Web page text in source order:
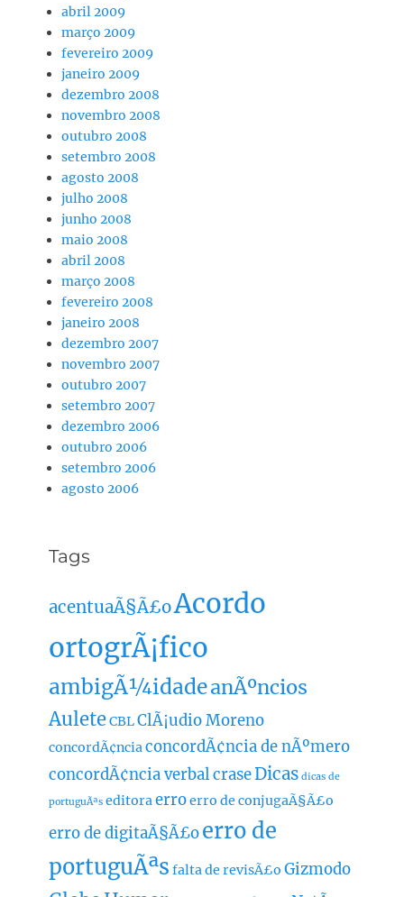
abril 2009
março 2009
fevereiro 2009
janeiro 2009
dezembro 2008
novembro 2008
outubro 2008
setembro 2008
agosto 2008
julho 2008
junho 2008
maio 2008
abril 2008
março 2008
fevereiro 2008
janeiro 2008
dezembro 2007
novembro 2007
outubro 2007
setembro 2007
dezembro 2006
outubro 2006
setembro 2006
agosto 2006
Tags
acentuaÃ§Ã£oAcordo
ortogrÃ¡fico
ambigÃ¼idadeanÃºncios
AuleteCBLClÃ¡udio Moreno
concordÃ¢nciaconcordÃ¢ncia de nÃºmero
concordÃ¢ncia verbalcraseDicas dicas de
portuguÃªs editoraerroerro de conjugaÃ§Ã£o
erro de digitaÃ§Ã£oerro de
portuguÃªs falta de revisÃ£o Gizmodo